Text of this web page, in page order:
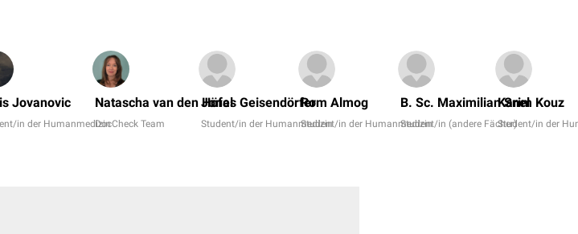
Jovanovic
in der Humanmedizin
Natascha van den Höfel
DocCheck Team
Jonas Geisendörfer
Student/in der Humanmedizin
Rom Almog
Student/in der Humanmedizin
B. Sc. Maximilian Snel
Student/in (andere Fächer)
Karim Kouz
Student/in der